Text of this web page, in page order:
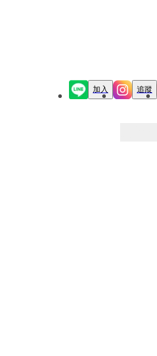
加入 追蹤